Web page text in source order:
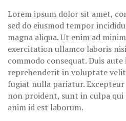
Lorem ipsum dolor sit amet,
sed do eiusmod tempor
magna aliqua. Ut enim ad
exercitation ullamco laboris
commodo consequat. Duis
reprehenderit in voluptate
fugiat nulla pariatur.
non proident, sunt in culpa
anim id est laborum.